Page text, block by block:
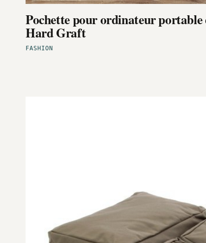
FASHION
Pochette pour ordinateur portable
Hard Graft